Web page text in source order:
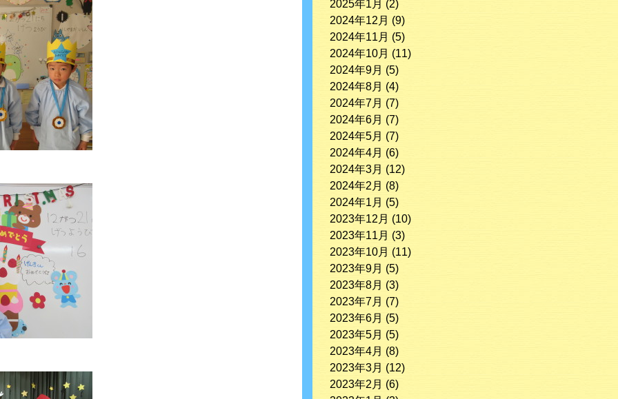
2025年1月 (2)
2024年12月 (9)
2024年11月 (5)
2024年10月 (11)
2024年9月 (5)
2024年8月 (4)
2024年7月 (7)
2024年6月 (7)
2024年5月 (7)
2024年4月 (6)
2024年3月 (12)
2024年2月 (8)
2024年1月 (5)
2023年12月 (10)
2023年11月 (3)
2023年10月 (11)
2023年9月 (5)
2023年8月 (3)
2023年7月 (7)
2023年6月 (5)
2023年5月 (5)
2023年4月 (8)
2023年3月 (12)
2023年2月 (6)